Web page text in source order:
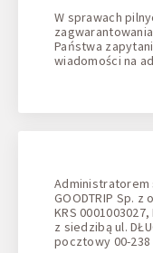
W sprawach
Państwa
wiadomości na
Administratorem
GOODTRIP Sp. z
KRS
z siedzibą ul.
pocztowy 00-238